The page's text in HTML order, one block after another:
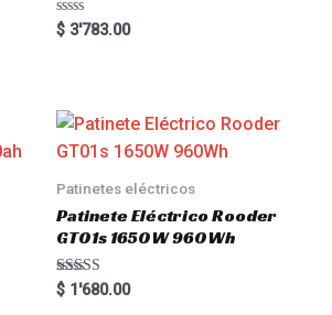
R
a
o
u
t
o
5
$ 3'783.00
Patinetes eléctricos
Patinete Eléctrico Rooder
GT01s 1650W 960Wh
Rated
5.00
$ 1'680.00